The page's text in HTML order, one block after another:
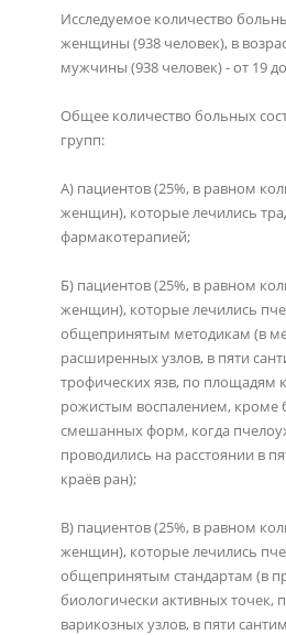
Исследуемое количество
женщины (938 человек), в
мужчины (938 человек) - от 19
Общее количество больных
групп:
А) пациентов (25%, в равном
женщин), которые лечились
фармакотерапией;
Б) пациентов (25%, в равном
женщин), которые лечились
общепринятым методикам (в
расширенных узлов, в пяти
трофических язв, по площадям
рожистым воспалением, кроме
смешанных форм, когда
проводились на расстоянии в
краёв ран);
В) пациентов (25%, в равном
женщин), которые лечились
общепринятым стандартам (в
биологически активных точек,
варикозных узлов, в пяти